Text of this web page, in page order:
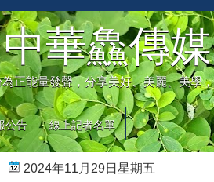
中華鱻傳媒
正能量發聲，分享美好、美麗、美學
公告 線上記者名單
2024年11月29日星期五